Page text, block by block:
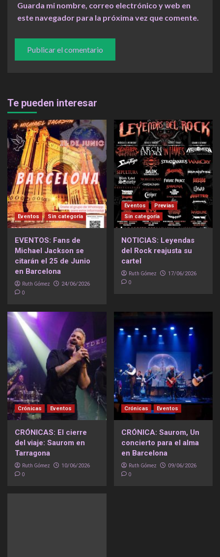
Guarda mi nombre, correo electrónico y web en
este navegador para la próxima vez que comente.
Te pueden interesar
Eventos Sin categoría
EVENTOS: Fans de
Michael Jackson se
citarán el 25 de Junio
en Barcelona
Ruth Gómez 24/06/2026
0
Eventos
Previas
Sin categoría
NOTICIAS: Leyendas
del Rock reajusta su
cartel
Ruth Gómez 17/06/2026
0
Crónicas Eventos
CRÓNICAS: El cierre
del viaje: Saurom en
Tarragona
Ruth Gómez 10/06/2026
0
Crónicas Eventos
CRÓNICA: Saurom, Un
concierto para el alma
en Barcelona
Ruth Gómez 09/06/2026
0